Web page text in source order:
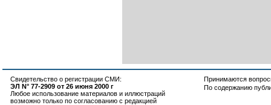
Свидетельство о регистрации СМИ:
ЭЛ N° 77-2909 от 26 июня 2000 г
Любое использование материалов и иллюстраций
возможно только по согласованию с редакцией
Принимаются
По содержанию